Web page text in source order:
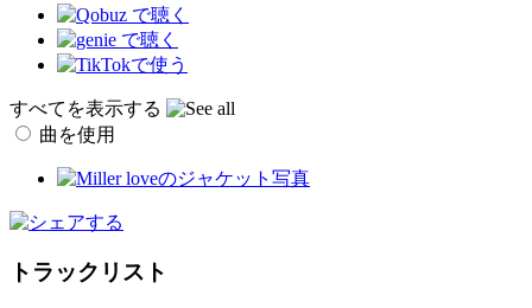
すべてを表示する
曲を使用
トラックリスト